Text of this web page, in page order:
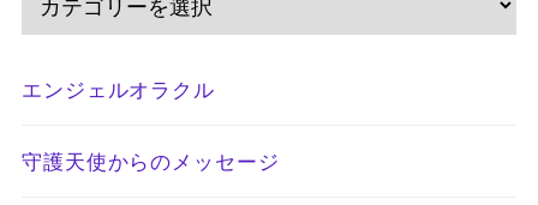
エンジェルオラクル
守護天使からのメッセージ